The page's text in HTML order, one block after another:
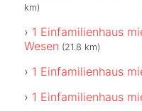
km)
1 Einfamilienhaus
Wesen (21.8 km)
1 Einfamilienhaus
1 Einfamilienhaus